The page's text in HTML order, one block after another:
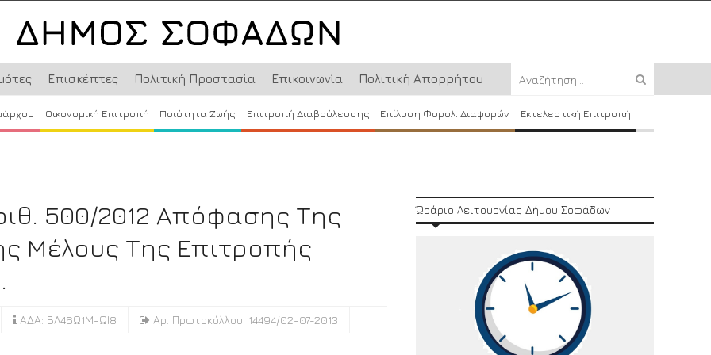
Επισκέπτες Πολιτική Προστασία Επικοινωνία Πολιτική Απορρήτου
Οικονομική Επιτροπή Ποιότητα Ζωής Επιτροπή Διαβούλευσης Επίλυση Φορολ. Διαφορών Εκτελεστική Επιτροπή
500/2012 Απόφασης Της
Μέλους Της Επιτροπής
ΑΔΑ: ΒΛ46Ω1Μ-ΩΙ8 Αρ. Πρωτοκόλλου: 14494/02-07-2013
Ώράριο Λειτουργίας Δήμου Σοφάδων